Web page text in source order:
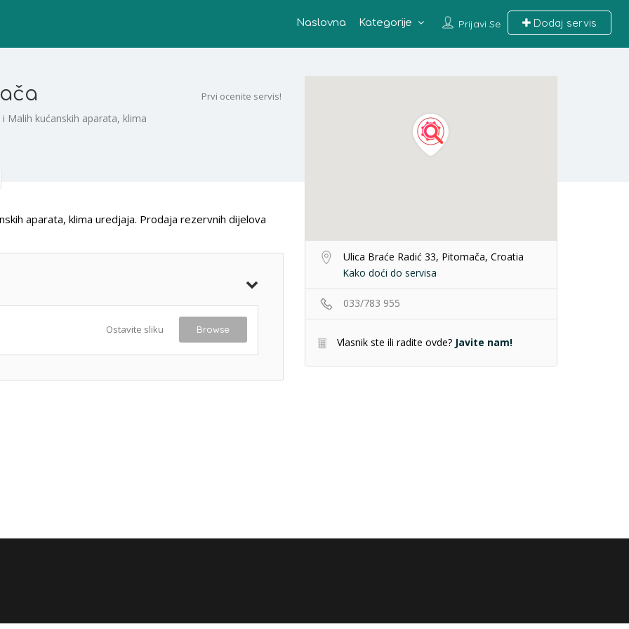
Prijavi Se Dodaj servis
Naslovna Kategorije
Malih kućanskih aparata, klima
Prvi ocenite servis!
Ulica Braće Radić 33, Pitomača, Croatia
Kako doći do servisa
033/783 955
Vlasnik ste ili radite ovde? Javite nam!
aparata, klima uredjaja. Prodaja rezervnih dijelova
Ostavite sliku Browse